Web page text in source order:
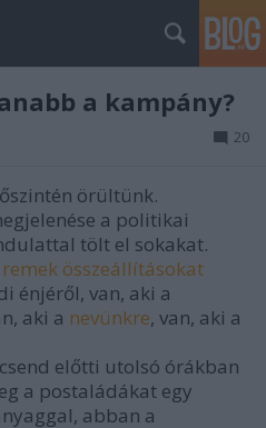
a kampány?
20
örültünk.
a politikai
tölt el sokakat.
remek összeállításokat
énjéről, van, aki a
aki a nevünkre, van, aki a
előtti utolsó órákban
a postaládákat egy
abban a